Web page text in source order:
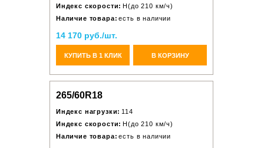
Индекс скорости: H(до 210 км/ч)
Наличие товара: есть в наличии
14 170 руб./шт.
КУПИТЬ В 1 КЛИК В КОРЗИНУ
265/60R18
Индекс нагрузки: 114
Индекс скорости: H(до 210 км/ч)
Наличие товара: есть в наличии